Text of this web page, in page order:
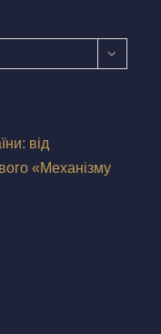
від
«Механізму